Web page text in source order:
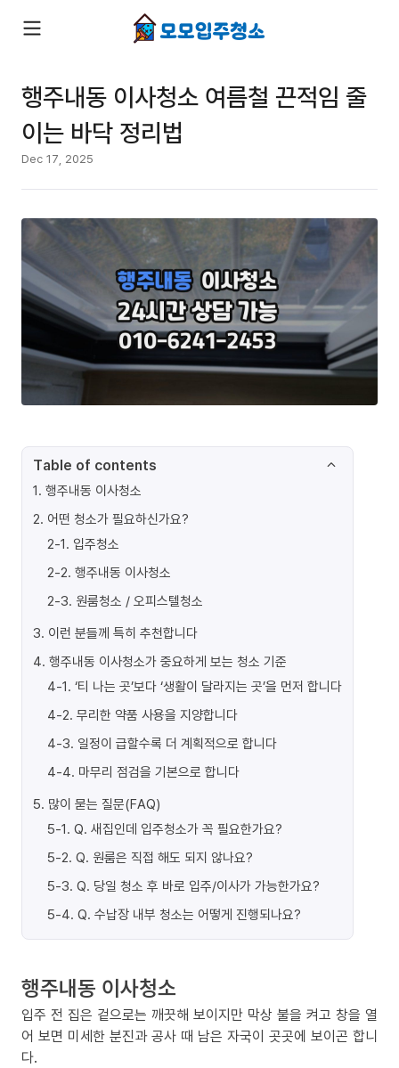
행주내동 이사청소 여름철 끈적임 줄
이는 바닥 정리법
Dec 17, 2025
Table of contents
1. 행주내동 이사청소
2. 어떤 청소가 필요하신가요?
2-1. 입주청소
2-2. 행주내동 이사청소
2-3. 원룸청소 / 오피스텔청소
3. 이런 분들께 특히 추천합니다
4. 행주내동 이사청소가 중요하게 보는 청소 기준
4-1. ‘티 나는 곳’보다 ‘생활이 달라지는 곳’을 먼저 합니다
4-2. 무리한 약품 사용을 지양합니다
4-3. 일정이 급할수록 더 계획적으로 합니다
4-4. 마무리 점검을 기본으로 합니다
5. 많이 묻는 질문(FAQ)
5-1. Q. 새집인데 입주청소가 꼭 필요한가요?
5-2. Q. 원룸은 직접 해도 되지 않나요?
5-3. Q. 당일 청소 후 바로 입주/이사가 가능한가요?
5-4. Q. 수납장 내부 청소는 어떻게 진행되나요?
행주내동 이사청소
입주 전 집은 겉으로는 깨끗해 보이지만 막상 불을 켜고 창을 열
어 보면 미세한 분진과 공사 때 남은 자국이 곳곳에 보이곤 합니
다.